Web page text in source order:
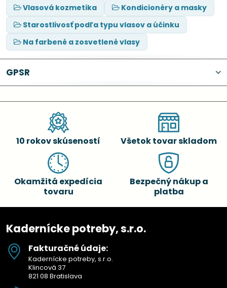
Vlasová kozmetika
Kondicionéry a masky
Starostlivosť podľa typu vlasov a účinku
Na farbené a zosvetlené vlasy
GPSR
10 rokov skúseností Všetok tovar skladom
Okamžitá expedícia
tovaru
Bezpečný nákup a
platba
Kadernícke potreby, s.r.o.
Fakturačné údaje:
Kadernícke potreby, s.r.o.
Klincová 37
821 08 Bratislava